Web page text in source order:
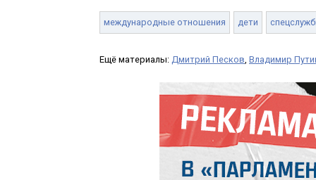
международные отношения дети
Ещё материалы: Дмитрий Песков, Владимир